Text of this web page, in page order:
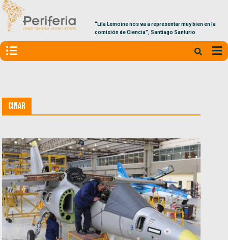
“Lila Lemoine nos va a representar muy bien en la
comisión de Ciencia”, Santiago Santurio
CINAR